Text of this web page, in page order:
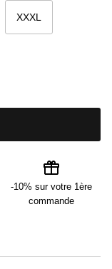
XXXL
-10% sur votre 1ère
commande